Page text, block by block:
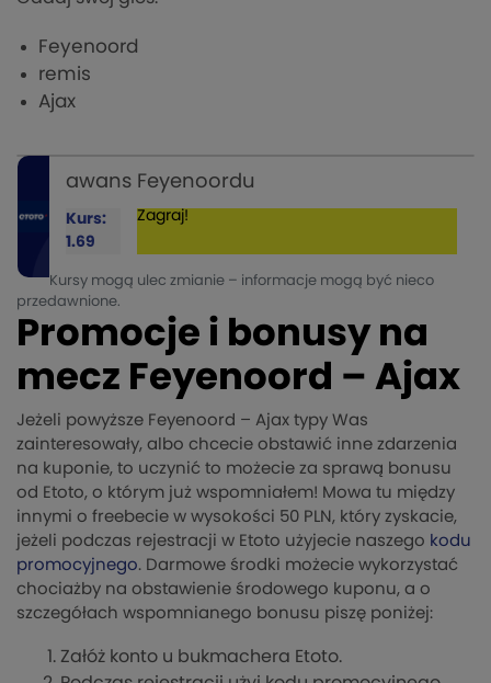
Feyenoord
remis
Ajax
awans Feyenoordu
Kurs:
1.69
Zagraj!
Kursy mogą ulec zmianie – informacje mogą być nieco
przedawnione.
Promocje i bonusy na
mecz Feyenoord – Ajax
Jeżeli powyższe Feyenoord – Ajax typy Was
zainteresowały, albo chcecie obstawić inne zdarzenia
na kuponie, to uczynić to możecie za sprawą bonusu
od Etoto, o którym już wspomniałem! Mowa tu między
innymi o freebecie w wysokości 50 PLN, który zyskacie,
jeżeli podczas rejestracji w Etoto użyjecie naszego kodu
promocyjnego. Darmowe środki możecie wykorzystać
chociażby na obstawienie środowego kuponu, a o
szczegółach wspomnianego bonusu piszę poniżej:
Załóż konto u bukmachera Etoto.